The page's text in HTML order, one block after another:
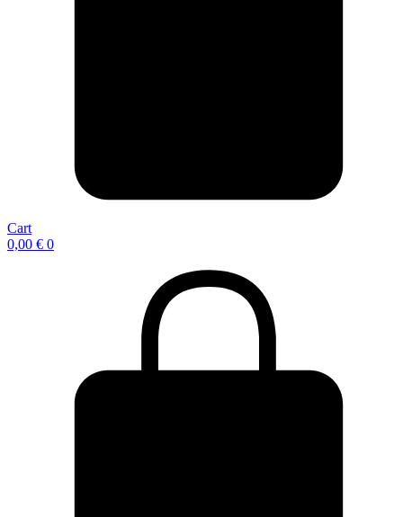
Cart
0,00 € 0